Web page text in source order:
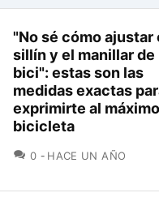
"No sé cómo ajustar
sillín y el manillar de
bici": estas son las
medidas exactas
exprimirte al
bicicleta
0 COMENTARIOS
HACE UN AÑO